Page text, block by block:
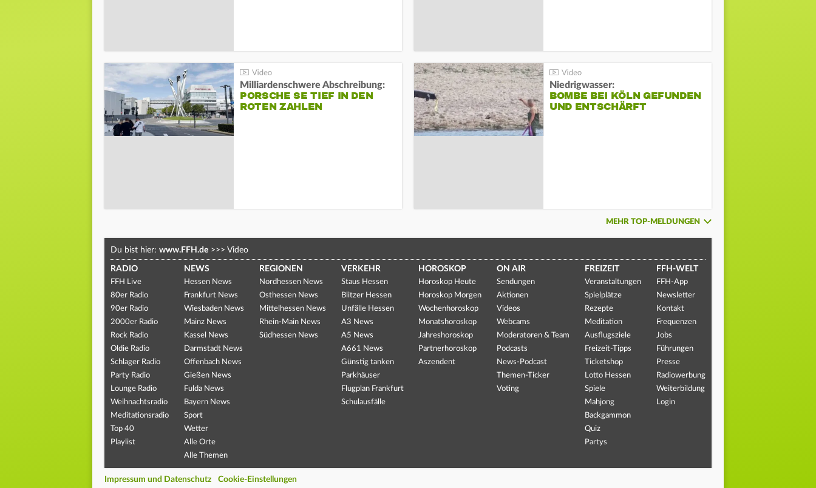
Milliardenschwere Abschreibung:
PORSCHE SE TIEF IN DEN
ROTEN ZAHLEN
Niedrigwasser:
BOMBE BEI KÖLN GEFUNDEN
UND ENTSCHÄRFT
MEHR TOP-MELDUNGEN
Du bist hier: www.FFH.de >>> Video
RADIO
FFH Live
80er Radio
90er Radio
2000er Radio
Rock Radio
Oldie Radio
Schlager Radio
Party Radio
Lounge Radio
Weihnachtsradio
Meditationsradio
Top 40
Playlist
NEWS
Hessen News
Frankfurt News
Wiesbaden News
Mainz News
Kassel News
Darmstadt News
Offenbach News
Gießen News
Fulda News
Bayern News
Sport
Wetter
Alle Orte
Alle Themen
REGIONEN
Nordhessen News
Osthessen News
Mittelhessen News
Rhein-Main News
Südhessen News
VERKEHR
Staus Hessen
Blitzer Hessen
Unfälle Hessen
A3 News
A5 News
A661 News
Günstig tanken
Parkhäuser
Flugplan Frankfurt
Schulausfälle
HOROSKOP
Horoskop Heute
Horoskop Morgen
Wochenhoroskop
Monatshoroskop
Jahreshoroskop
Partnerhoroskop
Aszendent
ON AIR
Sendungen
Aktionen
Videos
Webcams
Moderatoren & Team
Podcasts
News-Podcast
Themen-Ticker
Voting
FREIZEIT
Veranstaltungen
Spielplätze
Rezepte
Meditation
Ausflugsziele
Freizeit-Tipps
Ticketshop
Lotto Hessen
Spiele
Mahjong
Backgammon
Quiz
Partys
FFH-WELT
FFH-App
Newsletter
Kontakt
Frequenzen
Jobs
Führungen
Presse
Radiowerbung
Weiterbildung
Login
Impressum und Datenschutz Cookie-Einstellungen